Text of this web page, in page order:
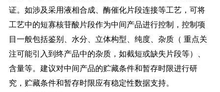
证。如涉及采用液相合成、酶催化片段连接等工艺，可将
工艺中的短寡核苷酸片段作为中间产品进行控制，控制项
目一般包括鉴别、水分、立体构型、纯度、杂质（ 重点关
注可能引入到终产品中的杂质，如截短或缺失片段等）、
含量等。建议对中间产品的贮藏条件和暂存时限进行研
究，贮藏条件和暂存时限应有稳定性数据支持。